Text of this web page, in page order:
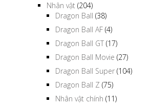
Nhân vật (204)
Dragon Ball (38)
Dragon Ball AF (4)
Dragon Ball GT (17)
Dragon Ball Movie (27)
Dragon Ball Super (104)
Dragon Ball Z (75)
Nhân vật chính (11)